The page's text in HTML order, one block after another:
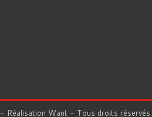
- Réalisation Want - Tous droits réservés.